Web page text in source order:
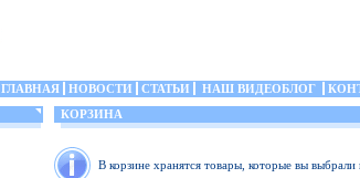
ГЛАВНАЯ НОВОСТИ СТАТЬИ НАШ ВИДЕОБЛОГ
КОРЗИНА
В корзине хранятся товары, которые вы выбрали